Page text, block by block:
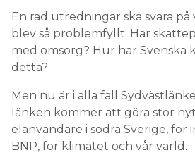
En rad utredningar ska svara
blev så problemfyllt. Har
med omsorg? Hur har Svenska
detta?
Men nu är i alla fall
länken kommer att göra stor
elanvändare i södra Sverige, för
BNP, för klimatet och vår värld.